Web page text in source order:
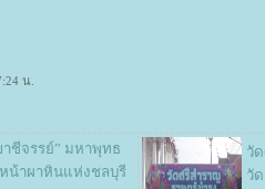
น.
ขาชีจรรย์” มหาพุทธ
น้าผาหินแห่งชลบุรี
วั
วั